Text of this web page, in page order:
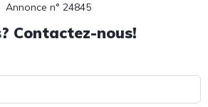
Annonce n° 24845
Contactez-nous!